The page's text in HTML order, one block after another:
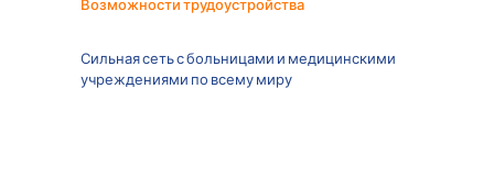
Возможности трудоустройства
Сильная сеть с больницами и медицинскими
учреждениями по всему миру